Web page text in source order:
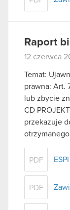
Raport
12 czerwca
Temat:
prawna: Art.
lub zbycie
CD
przekazuje
PDF
PDF